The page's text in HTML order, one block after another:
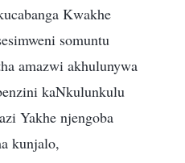
Kwakhe
somuntu
amazwi akhulunywa
kaNkulunkulu
Yakhe njengoba
kunjalo,